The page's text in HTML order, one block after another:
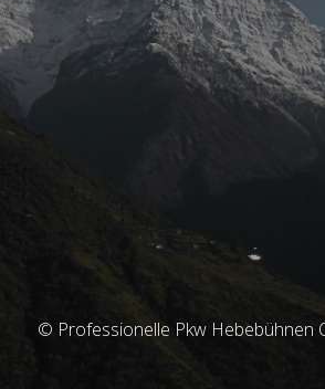
© Professionelle Pkw Hebebühnen